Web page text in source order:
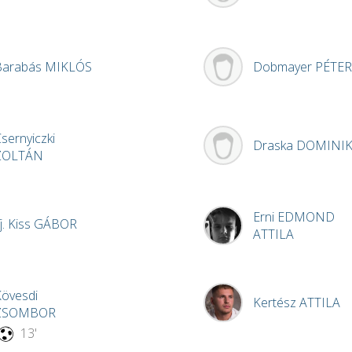
MIKLÓS
Kiss GÁBOR
13'
Dobmayer PÉTER
Draska DOMINIK
Erni EDMOND
ATTILA
Kertész ATTILA